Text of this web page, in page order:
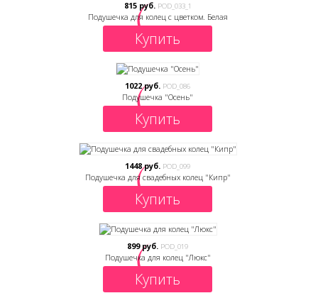
815 руб. POD_033_1
Подушечка для колец с цветком. Белая
Купить
1022 руб. POD_086
Подушечка "Осень"
Купить
1448 руб. POD_099
Подушечка для свадебных колец "Кипр"
Купить
899 руб. POD_019
Подушечка для колец "Люкс"
Купить